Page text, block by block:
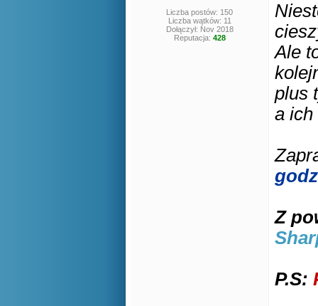
Liczba postów: 150
Liczba wątków: 11
Dołączył: Nov 2018
Reputacja: 428
Ale
plus
a ich
Z
P.S: